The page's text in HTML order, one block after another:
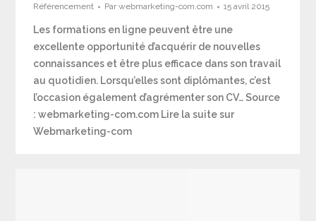
Référencement Parwebmarketing-com.com 15 avril 2015
Les formations en ligne peuvent être une
excellente opportunité d’acquérir de nouvelles
connaissances et être plus efficace dans son travail
au quotidien. Lorsqu’elles sont diplômantes, c’est
l’occasion également d’agrémenter son CV… Source
: webmarketing-com.com Lire la suite sur
Webmarketing-com